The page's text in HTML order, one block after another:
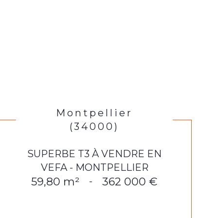
Montpellier
(34000)
SUPERBE T3 À VENDRE EN
VEFA - MONTPELLIER
59,80 m² - 362 000 €